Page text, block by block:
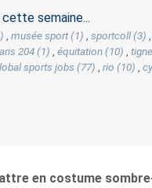
cette semaine...
musée sport (1) sportcoll (3)
204 (1) équitation (10)
sports jobs (77) rio (10)
en costume